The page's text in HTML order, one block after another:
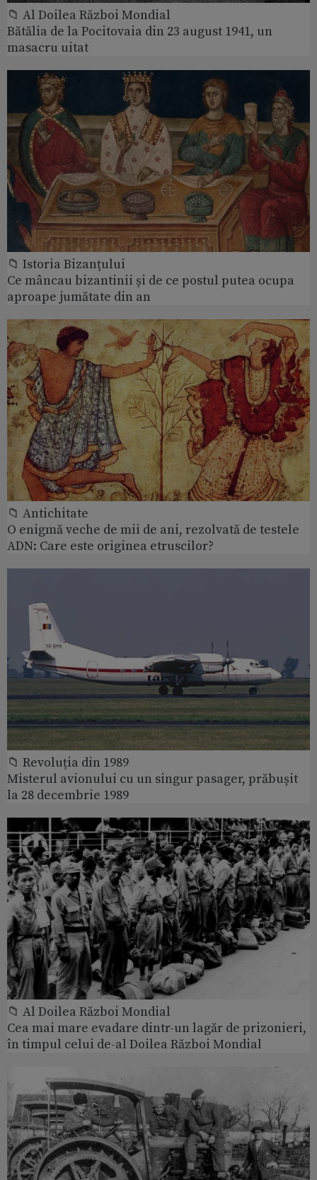
📁 Al Doilea Război Mondial
Bătălia de la Pocitovaia din 23 august 1941, un
masacru uitat
📁 Istoria Bizanțului
Ce mâncau bizantinii și de ce postul putea ocupa
aproape jumătate din an
📁 Antichitate
O enigmă veche de mii de ani, rezolvată de testele
ADN: Care este originea etruscilor?
📁 Revoluția din 1989
Misterul avionului cu un singur pasager, prăbușit
la 28 decembrie 1989
📁 Al Doilea Război Mondial
Cea mai mare evadare dintr-un lagăr de prizonieri,
în timpul celui de-al Doilea Război Mondial